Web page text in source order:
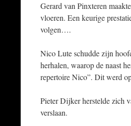
Gerard van Pinxteren
vloeren. Een keurige
volgen….
Nico Lute schudde zijn
herhalen, waarop de naast
repertoire Nico”. Dit werd
Pieter Dijker herstelde zich
verslaan.